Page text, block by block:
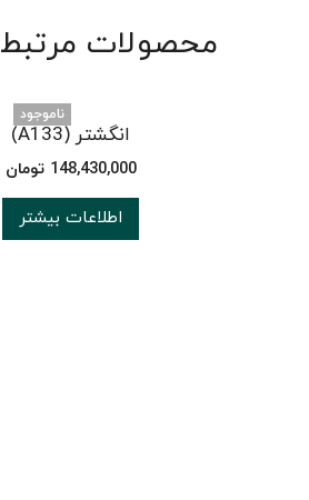
محصولات مرتبط
ناموجود
انگشتر (A133)
148,430,000 تومان
اطلاعات بیشتر